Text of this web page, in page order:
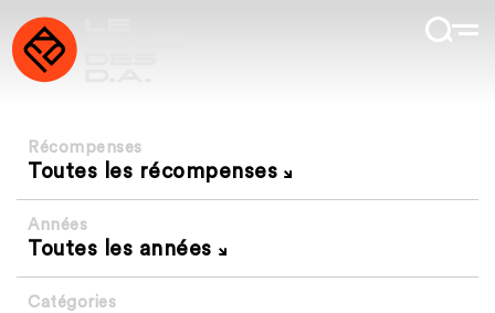
Récompenses
Toutes les récompenses
Années
Toutes les années
Catégories